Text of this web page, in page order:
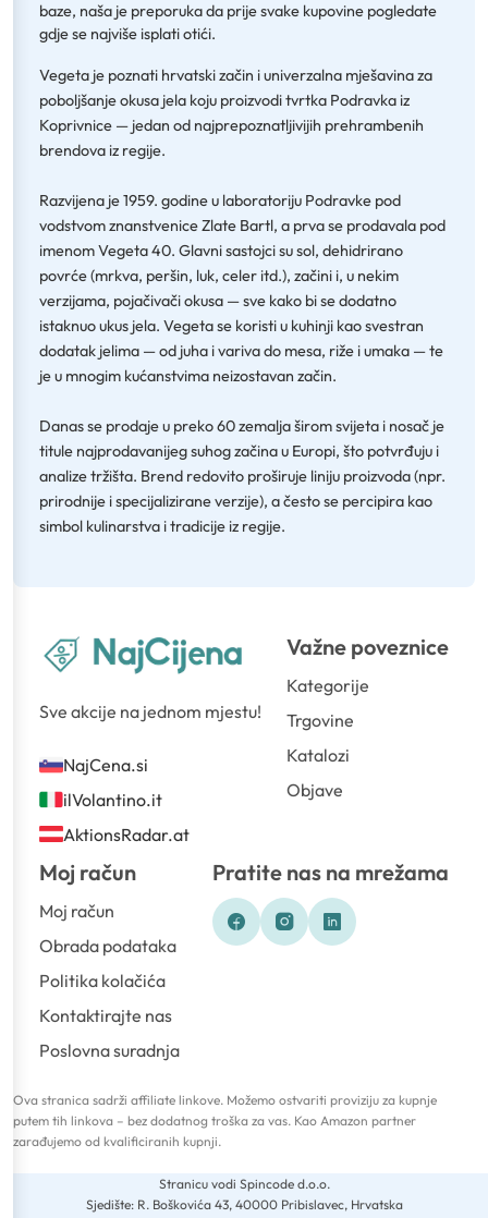
baze, naša je preporuka da prije svake kupovine pogledate
gdje se najviše isplati otići.
Vegeta je poznati hrvatski začin i univerzalna mješavina za
poboljšanje okusa jela koju proizvodi tvrtka Podravka iz
Koprivnice — jedan od najprepoznatljivijih prehrambenih
brendova iz regije.
Razvijena je 1959. godine u laboratoriju Podravke pod
vodstvom znanstvenice Zlate Bartl, a prva se prodavala pod
imenom Vegeta 40. Glavni sastojci su sol, dehidrirano
povrće (mrkva, peršin, luk, celer itd.), začini i, u nekim
verzijama, pojačivači okusa — sve kako bi se dodatno
istaknuo ukus jela. Vegeta se koristi u kuhinji kao svestran
dodatak jelima — od juha i variva do mesa, riže i umaka — te
je u mnogim kućanstvima neizostavan začin.
Danas se prodaje u preko 60 zemalja širom svijeta i nosač je
titule najprodavanijeg suhog začina u Europi, što potvrđuju i
analize tržišta. Brend redovito proširuje liniju proizvoda (npr.
prirodnije i specijalizirane verzije), a često se percipira kao
simbol kulinarstva i tradicije iz regije.
Sve akcije na jednom mjestu!
NajCena.si
ilVolantino.it
AktionsRadar.at
Važne poveznice
Kategorije
Trgovine
Katalozi
Objave
Moj račun
Moj račun
Obrada podataka
Politika kolačića
Kontaktirajte nas
Poslovna suradnja
Pratite nas na mrežama
Ova stranica sadrži affiliate linkove. Možemo ostvariti proviziju za kupnje
putem tih linkova – bez dodatnog troška za vas. Kao Amazon partner
zarađujemo od kvalificiranih kupnji.
Stranicu vodi Spincode d.o.o.
Sjedište: R. Boškovića 43, 40000 Pribislavec, Hrvatska